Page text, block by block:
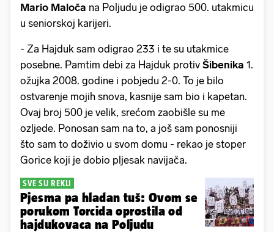
Mario Maloča na Poljudu je odigrao 500. utakmicu
u seniorskoj karijeri.
- Za Hajduk sam odigrao 233 i te su utakmice
posebne. Pamtim debi za Hajduk protiv Šibenika 1.
ožujka 2008. godine i pobjedu 2-0. To je bilo
ostvarenje mojih snova, kasnije sam bio i kapetan.
Ovaj broj 500 je velik, srećom zaobišle su me
ozljede. Ponosan sam na to, a još sam ponosniji
što sam to doživio u svom domu - rekao je stoper
Gorice koji je dobio pljesak navijača.
SVE SU REKLI
Pjesma pa hladan tuš: Ovom se
porukom Torcida oprostila od
hajdukovaca na Poljudu